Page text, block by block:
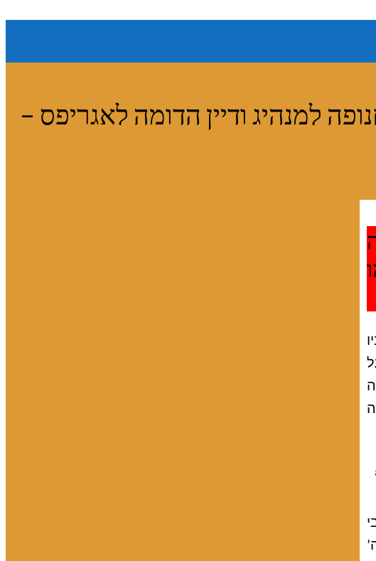
למנהיג ודיין הדומה לאגריפס –